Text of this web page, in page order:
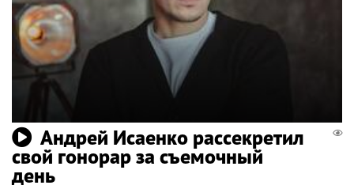
Андрей Исаенко рассекретил
свой гонорар за съемочный
день